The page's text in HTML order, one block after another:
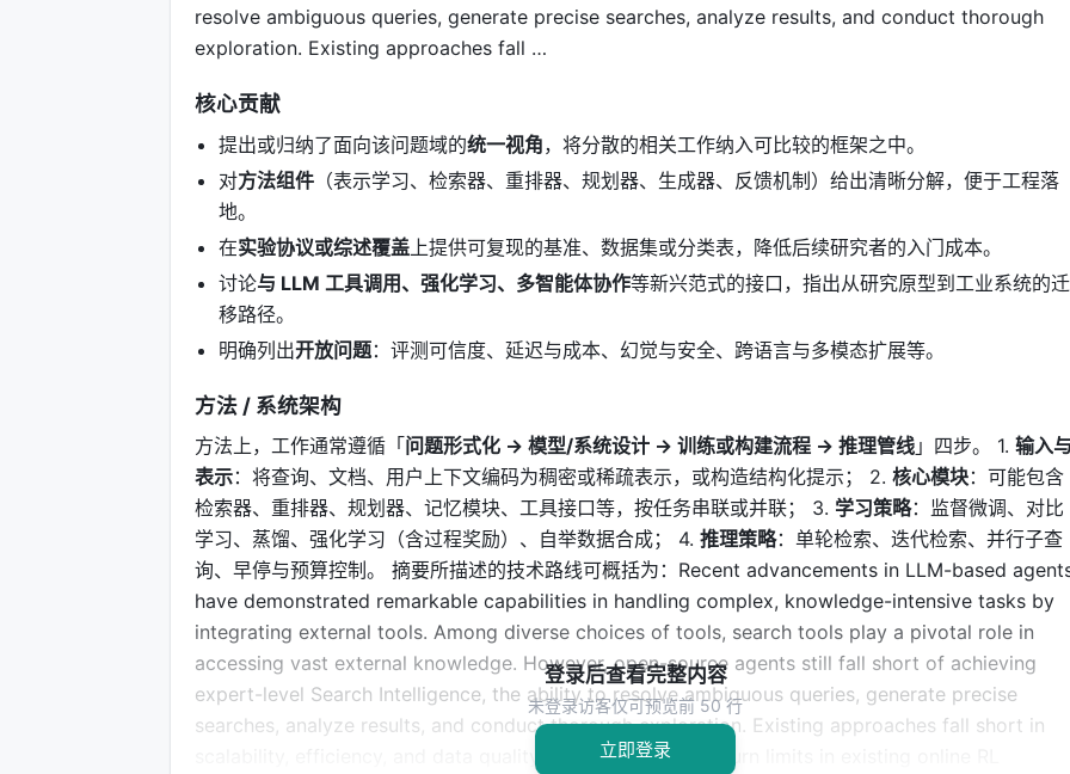
resolve ambiguous queries, generate precise searches, analyze results, and conduct thorough
exploration. Existing approaches fall …
核心贡献
提出或归纳了面向该问题域的统一视角，将分散的相关工作纳入可比较的框架之中。
对方法组件 （表示学习、检索器、重排器、规划器、生成器、反馈机制）给出清晰分解，便于工程落
地。
在实验协议或综述覆盖上提供可复现的基准、数据集或分类表，降低后续研究者的入门成本。
讨论与 LLM 工具调用、强化学习、多智能体协作等新兴范式的接口，指出从研究原型到工业系统的迁
移路径。
明确列出开放问题：评测可信度、延迟与成本、幻觉与安全、跨语言与多模态扩展等。
方法 / 系统架构
方法上，工作通常遵循「问题形式化 → 模型/系统设计 → 训练或构建流程 → 推理管线 」四步。 1. 输入
表示：将查询、文档、用户上下文编码为稠密或稀疏表示，或构造结构化提示； 2. 核心模块：可能包含
检索器、重排器、规划器、记忆模块、工具接口等，按任务串联或并联； 3. 学习策略：监督微调、对比
学习、蒸馏、强化学习（含过程奖励）、自举数据合成； 4. 推理策略：单轮检索、迭代检索、并行子查
询、早停与预算控制。 摘要所描述的技术路线可概括为：Recent advancements in LLM-based
have demonstrated remarkable capabilities in handling complex, knowledge-intensive tasks by
integrating external tools. Among diverse choices of tools, search tools play a pivotal role in
accessing vast external knowledge. However, open-source agents still fall short of achieving
expert-level Search Intelligence, the ability to resolve ambiguous queries, generate precise
searches, analyze results, and conduct thorough exploration. Existing approaches fall short in
scalability, efficiency, and data quality. For example, small turn limits in existing online RL
登录后查看完整内容
未登录访客仅可预览前 50 行
立即登录